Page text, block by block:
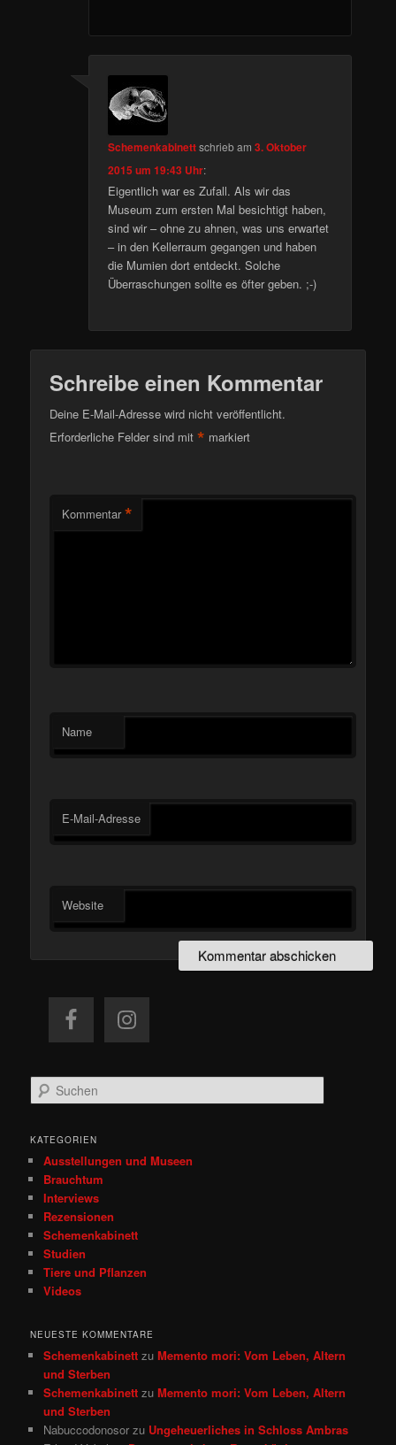
Schemenkabinettschriebam3. Oktober
2015 um 19:43 Uhr:
Eigentlich war es Zufall. Als wir das
Museum zum ersten Mal besichtigt haben,
sind wir – ohne zu ahnen, was uns erwartet
– in den Kellerraum gegangen und haben
die Mumien dort entdeckt. Solche
Überraschungen sollte es öfter geben. ;-)
Schreibe einen Kommentar
Deine E-Mail-Adresse wird nicht veröffentlicht.
Erforderliche Felder sind mit* markiert
Kommentar *
Name
E-Mail-Adresse
Website
u
h
KATEGORIEN
Ausstellungen und Museen
Brauchtum
Interviews
Rezensionen
Schemenkabinett
Studien
Tiere und Pflanzen
Videos
NEUESTE KOMMENTARE
Schemenkabinett zuMemento mori: Vom Leben, Altern
und Sterben
Schemenkabinett zuMemento mori: Vom Leben, Altern
und Sterben
Nabuccodonosor zu Ungeheuerliches in Schloss Ambras